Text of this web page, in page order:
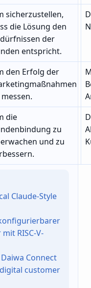
sicherzustellen,
die Lösung den
der
entspricht.
den Erfolg der
die
zu
und zu
Claude-Style
RISC-V-
Connect
customer